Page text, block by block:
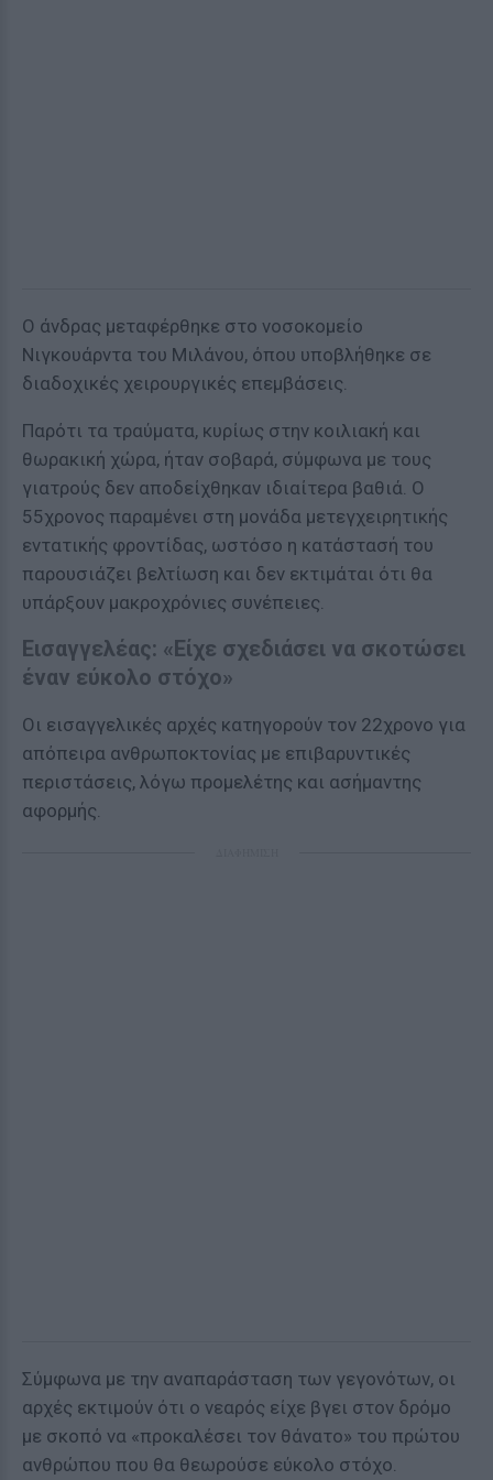
Ο άνδρας μεταφέρθηκε στο νοσοκομείο
Νιγκουάρντα του Μιλάνου, όπου υποβλήθηκε σε
διαδοχικές χειρουργικές επεμβάσεις.
Παρότι τα τραύματα, κυρίως στην κοιλιακή και
θωρακική χώρα, ήταν σοβαρά, σύμφωνα με τους
γιατρούς δεν αποδείχθηκαν ιδιαίτερα βαθιά. Ο
55χρονος παραμένει στη μονάδα μετεγχειρητικής
εντατικής φροντίδας, ωστόσο η κατάστασή του
παρουσιάζει βελτίωση και δεν εκτιμάται ότι θα
υπάρξουν μακροχρόνιες συνέπειες.
Εισαγγελέας: «Είχε σχεδιάσει να σκοτώσει
έναν εύκολο στόχο»
Οι εισαγγελικές αρχές κατηγορούν τον 22χρονο για
απόπειρα ανθρωποκτονίας με επιβαρυντικές
περιστάσεις, λόγω προμελέτης και ασήμαντης
αφορμής.
Σύμφωνα με την αναπαράσταση των γεγονότων, οι
αρχές εκτιμούν ότι ο νεαρός είχε βγει στον δρόμο
με σκοπό να «προκαλέσει τον θάνατο» του πρώτου
ανθρώπου που θα θεωρούσε εύκολο στόχο.